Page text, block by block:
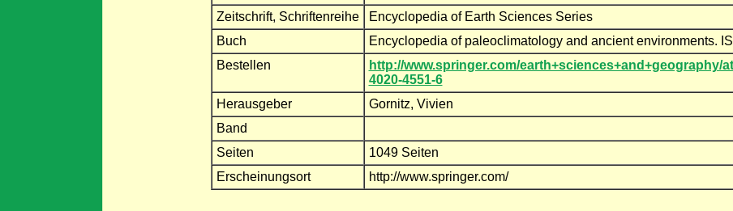
Zeitschrift, Schriftenreihe
Encyclopedia of Earth Sciences Series
Buch
Encyclopedia of paleoclimatology and ancient environments.
Bestellen
http://www.springer.com/earth+sciences+and+geography/
4020-4551-6
Herausgeber
Gornitz, Vivien
Band
Seiten
1049 Seiten
Erscheinungsort
http://www.springer.com/